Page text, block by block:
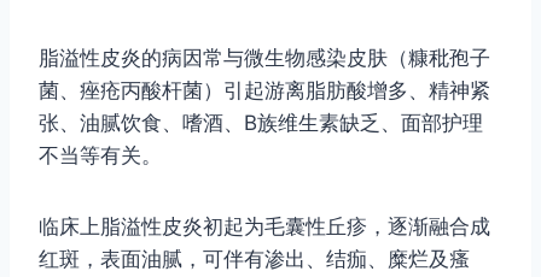
脂溢性皮炎的病因常与微生物感染皮肤（糠秕孢子
菌、痤疮丙酸杆菌）引起游离脂肪酸增多、精神紧
张、油腻饮食、嗜酒、B族维生素缺乏、面部护理
不当等有关。
临床上脂溢性皮炎初起为毛囊性丘疹，逐渐融合成
红斑，表面油腻，可伴有渗出、结痂、糜烂及瘙